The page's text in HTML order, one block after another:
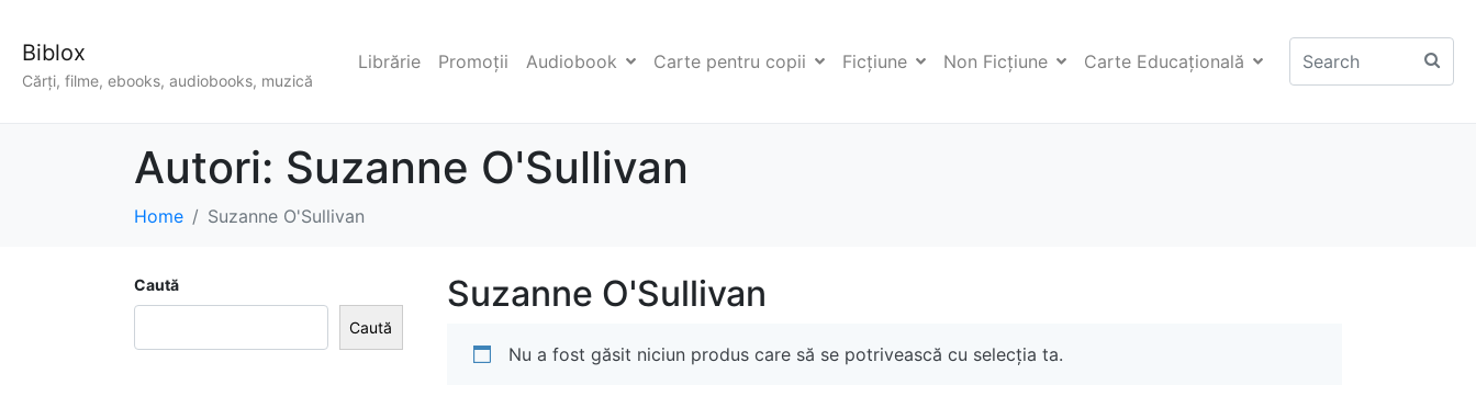
Biblox
Cărți, filme, ebooks, audiobooks, muzică
Librărie Promoții Audiobook Carte pentru copii Ficţiune Non Ficţiune Carte Educaţională
Autori: Suzanne O'Sullivan
Home Suzanne O'Sullivan
Suzanne O'Sullivan
Nu a fost găsit niciun produs care să se potrivească cu selecția ta.
Caută
Caută